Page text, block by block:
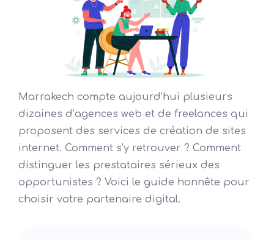
Marrakech compte aujourd’hui plusieurs
dizaines d’agences web et de freelances qui
proposent des services de création de sites
internet. Comment s’y retrouver ? Comment
distinguer les prestataires sérieux des
opportunistes ? Voici le guide honnête pour
choisir votre partenaire digital.